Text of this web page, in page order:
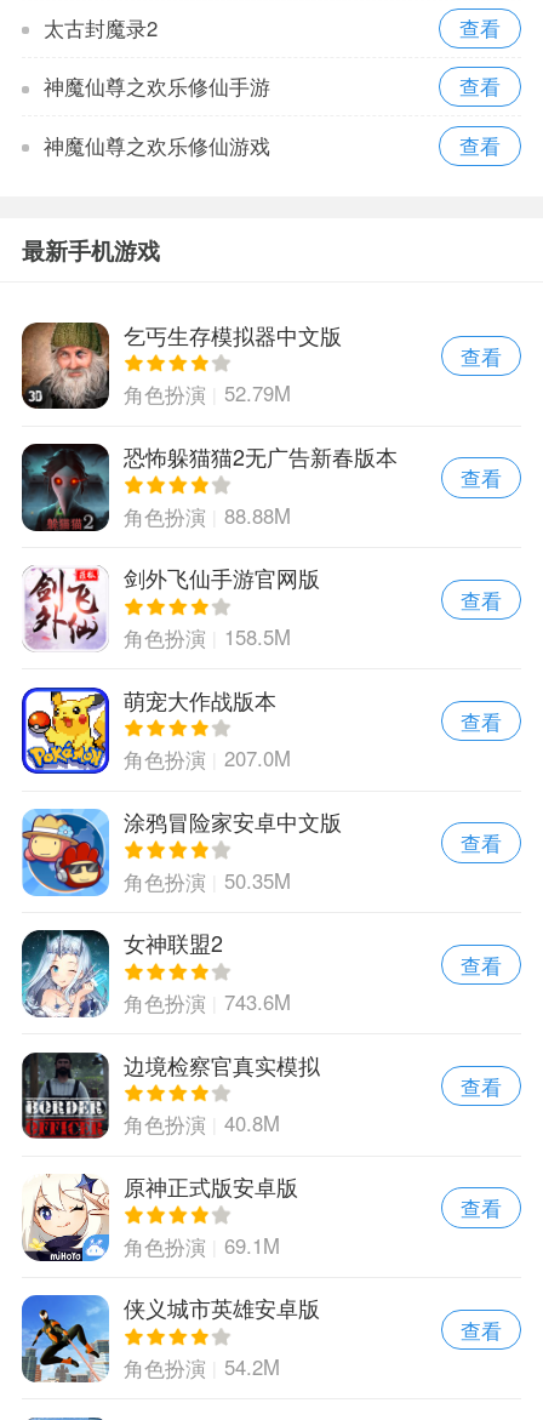
太古封魔录2
神魔仙尊之欢乐修仙手游
神魔仙尊之欢乐修仙游戏
最新手机游戏
乞丐生存模拟器中文版
角色扮演 52.79M
查看
恐怖躲猫猫2无广告新春版本
角色扮演 88.88M
查看
剑外飞仙手游官网版
角色扮演 158.5M
查看
萌宠大作战版本
角色扮演 207.0M
查看
涂鸦冒险家安卓中文版
角色扮演 50.35M
查看
女神联盟2
角色扮演 743.6M
查看
边境检察官真实模拟
角色扮演 40.8M
查看
原神正式版安卓版
角色扮演 69.1M
查看
侠义城市英雄安卓版
角色扮演 54.2M
查看